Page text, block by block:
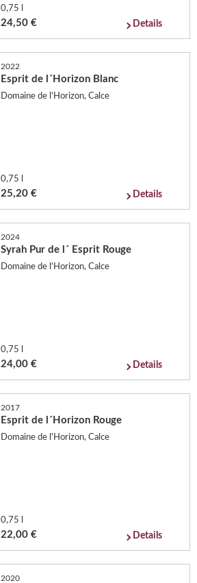
0,75 l
24,50 € Details
2022
Esprit de l´Horizon Blanc
Domaine de l'Horizon, Calce
0,75 l
25,20 € Details
2024
Syrah Pur de l´ Esprit Rouge
Domaine de l'Horizon, Calce
0,75 l
24,00 € Details
2017
Esprit de l´Horizon Rouge
Domaine de l'Horizon, Calce
0,75 l
22,00 € Details
2020